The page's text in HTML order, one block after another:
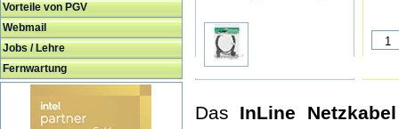
Vorteile von PGV
Webmail
Jobs / Lehre
Fernwartung
Das InLine Netzkabel